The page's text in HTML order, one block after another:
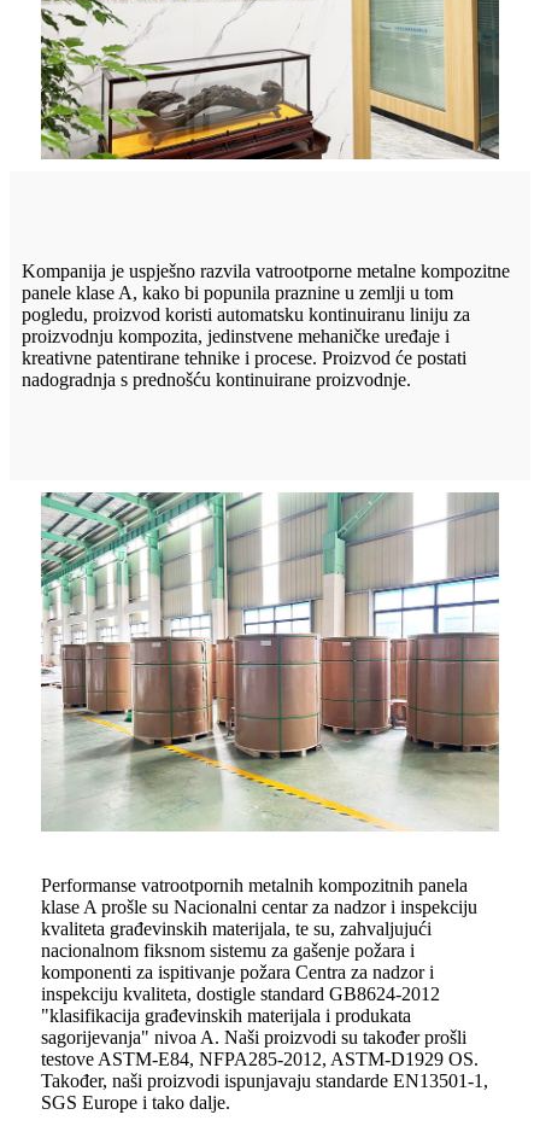
Kompanija je uspješno razvila vatrootporne metalne kompozitne
panele klase A, kako bi popunila praznine u zemlji u tom
pogledu, proizvod koristi automatsku kontinuiranu liniju za
proizvodnju kompozita, jedinstvene mehaničke uređaje i
kreativne patentirane tehnike i procese. Proizvod će postati
nadogradnja s prednošću kontinuirane proizvodnje.
Performanse vatrootpornih metalnih kompozitnih panela
klase A prošle su Nacionalni centar za nadzor i inspekciju
kvaliteta građevinskih materijala, te su, zahvaljujući
nacionalnom fiksnom sistemu za gašenje požara i
komponenti za ispitivanje požara Centra za nadzor i
inspekciju kvaliteta, dostigle standard GB8624-2012
"klasifikacija građevinskih materijala i produkata
sagorijevanja" nivoa A. Naši proizvodi su također prošli
testove ASTM-E84, NFPA285-2012, ASTM-D1929 OS.
Također, naši proizvodi ispunjavaju standarde EN13501-1,
SGS Europe i tako dalje.